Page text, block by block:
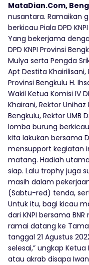
MataDian.Com,
nusantara. Ramaikan
berkicau Piala DPD
Yang bekerjama
DPD KNPI Provinsi
Mulya serta Pengda
Apt Destita Khairilisani,
Provinsi Bengkulu H.
Wakil Ketua Komisi IV
Khairani, Rektor
Bengkulu, Rektor UMB
lomba burung
kita lakukan bersama
mensupport kegiatan
matang. Hadiah
siap. Lalu trophy juga
masih dalam
(Sabtu-red) tenda,
Untuk itu, bagi kicau
dari KNPI bersama
ramai datang ke
tanggal 21 Agustus
selesai,” ungkap Ketua
atau akrab disapa